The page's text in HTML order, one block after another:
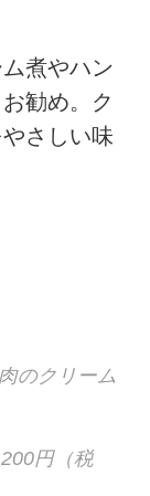
煮やハン
勧め。ク
さしい味
のクリーム
円（税